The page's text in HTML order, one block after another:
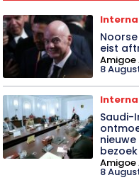
eist
Amigoe
8
Saudi-
Amigoe
8